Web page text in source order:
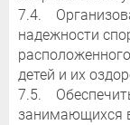
7.4.
надежности
детей и их
7.5.
занимающихся